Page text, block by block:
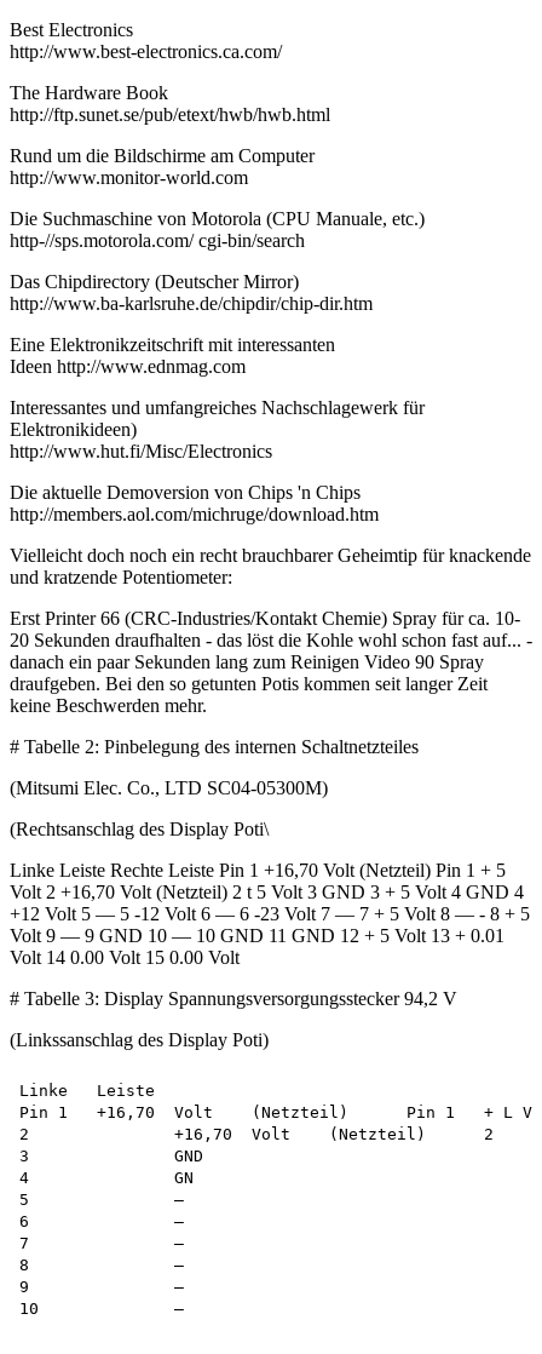
Best Electronics
http://www.best-electronics.ca.com/
The Hardware Book
http://ftp.sunet.se/pub/etext/hwb/hwb.html
Rund um die Bildschirme am Computer
http://www.monitor-world.com
Die Suchmaschine von Motorola (CPU Manuale, etc.)
http-//sps.motorola.com/ cgi-bin/search
Das Chipdirectory (Deutscher Mirror)
http://www.ba-karlsruhe.de/chipdir/chip-dir.htm
Eine Elektronikzeitschrift mit interessanten
Ideen http://www.ednmag.com
Interessantes und umfangreiches Nachschlagewerk für
Elektronikideen)
http://www.hut.fi/Misc/Electronics
Die aktuelle Demoversion von Chips 'n Chips
http://members.aol.com/michruge/download.htm
Vielleicht doch noch ein recht brauchbarer Geheimtip für knackende
und kratzende Potentiometer:
Erst Printer 66 (CRC-Industries/Kontakt Chemie) Spray für ca. 10-
20 Sekunden draufhalten - das löst die Kohle wohl schon fast auf... -
danach ein paar Sekunden lang zum Reinigen Video 90 Spray
draufgeben. Bei den so getunten Potis kommen seit langer Zeit
keine Beschwerden mehr.
# Tabelle 2: Pinbelegung des internen Schaltnetzteiles
(Mitsumi Elec. Co., LTD SC04-05300M)
(Rechtsanschlag des Display Poti\
Linke Leiste Rechte Leiste Pin 1 +16,70 Volt (Netzteil) Pin 1 + 5
Volt 2 +16,70 Volt (Netzteil) 2 t 5 Volt 3 GND 3 + 5 Volt 4 GND 4
+12 Volt 5 — 5 -12 Volt 6 — 6 -23 Volt 7 — 7 + 5 Volt 8 — - 8 + 5
Volt 9 — 9 GND 10 — 10 GND 11 GND 12 + 5 Volt 13 + 0.01
Volt 14 0.00 Volt 15 0.00 Volt
# Tabelle 3: Display Spannungsversorgungsstecker 94,2 V
(Linkssanschlag des Display Poti)
Linke	Leiste						Rechte	Leiste
Pin 1	+16,70	Volt	(Netzteil)	Pin 1	+ L Volt
2		+16,70	Volt	(Netzteil)	2	• 5 Volt
3		GND							3	Volt
4		GN							4	+12 Volt
5		—							5	-12 Volt
6		—							6	-23 olt
7		—							7	+ 5 Volt
8		—							8	+ 5 Volt
9		—							9	GND
10		—							10	GND